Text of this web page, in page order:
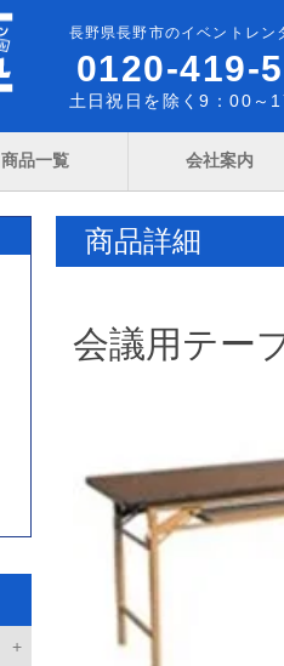
長野県長野市のイベントレン
0120-419-
土日祝日を除く9：00～
商品一覧 会社案内
商品詳細
会議用テー